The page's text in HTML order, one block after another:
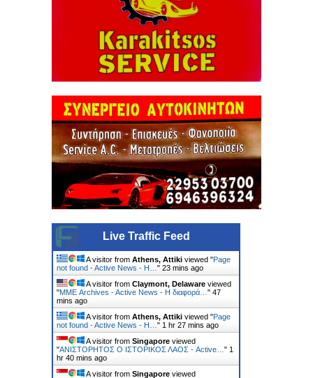
Live Traffic Feed
A visitor from Athens, Attiki viewed "Page
not found - Active News - Η… " 23 mins ago
A visitor from Claymont, Delaware viewed
"ΜΜΕ Archives - Active News - Η διαφορά… " 47
mins ago
A visitor from Athens, Attiki viewed "Page
not found - Active News - Η… " 1 hr 27 mins ago
A visitor from Singapore viewed
"ΑΝΙΣΤΟΡΗΤΟΣ Ο ΙΣΤΟΡΙΚΟΣ ΛΑΟΣ - Active… " 1
hr 40 mins ago
A visitor from Singapore viewed